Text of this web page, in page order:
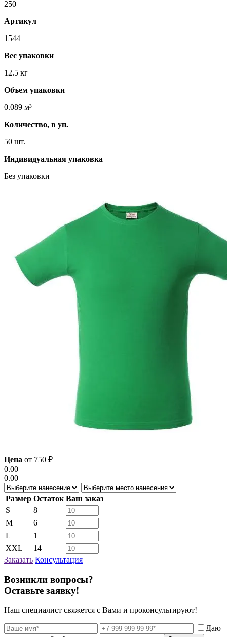
250
Артикул
1544
Вес упаковки
12.5 кг
Объем упаковки
0.089 м³
Количество, в уп.
50 шт.
Индивидуальная упаковка
Без упаковки
Цена от 750 ₽
0.00
0.00
Размер Остаток Ваш заказ
S
8
M
6
L
1
XXL
14
Заказать Консультация
Возникли вопросы?
Оставьте заявку!
Наш специалист свяжется с Вами и проконсультируют!
Даю